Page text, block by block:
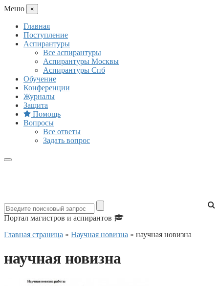
Mеню ×
Главная
Поступление
Аспирантуры
Все аспирантуры
Аспирантуры Москвы
Аспирантуры Спб
Обучение
Конференции
Журналы
Защита
Помощь
Вопросы
Все ответы
Задать вопрос
Портал магистров и аспирантов
Главная страница » Научная новизна » научная новизна
научная новизна